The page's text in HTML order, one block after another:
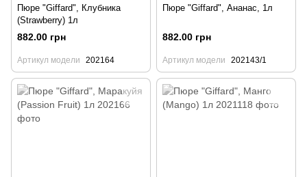
Пюре "Giffard", Клубника
(Strawberry) 1л
882.00 грн
Артикул модели 202164
Пюре "Giffard", Ананас, 1л
882.00 грн
Артикул модели 202143/1